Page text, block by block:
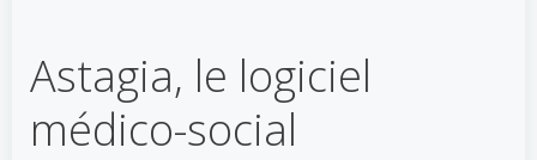
Astagia, le logiciel
médico-social